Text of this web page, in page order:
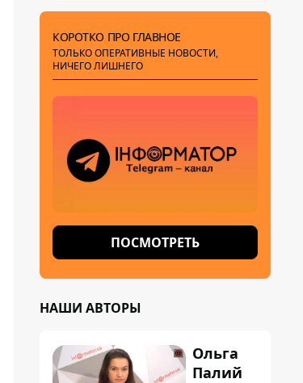
КОРОТКО ПРО ГЛАВНОЕ
ТОЛЬКО ОПЕРАТИВНЫЕ НОВОСТИ,
НИЧЕГО ЛИШНЕГО
ПОСМОТРЕТЬ
НАШИ АВТОРЫ
Ольга
Палий